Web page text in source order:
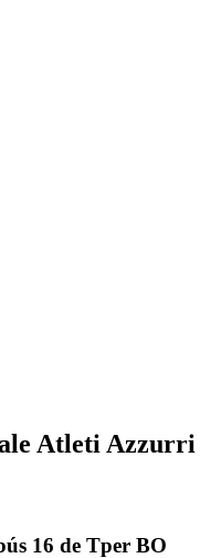
Atleti Azzurri
16 de Tper BO